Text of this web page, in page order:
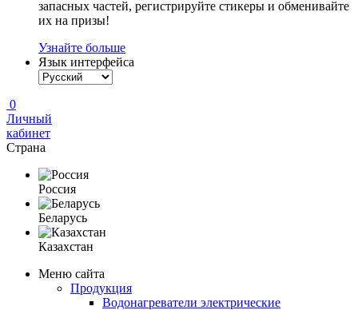
запасных частей, регистрируйте стикеры и обменивайте
их на призы!
Узнайте больше
Язык интерфейса
0
Личный
кабинет
Страна
Россия
Беларусь
Казахстан
Меню сайта
Продукция
Водонагреватели электрические